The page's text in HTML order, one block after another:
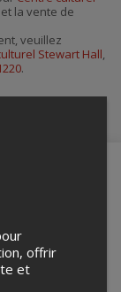
la vente de
veuillez
Stewart Hall,
.
offrir
et